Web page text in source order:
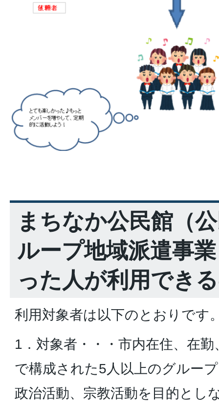
まちなか公民館（
ループ地域派遣事
った人が利用でき
利用対象者は以下のとおりです
1．対象者・・・市内在住、在
で構成された5人以上のグルー
政治活動、宗教活動を目的とし